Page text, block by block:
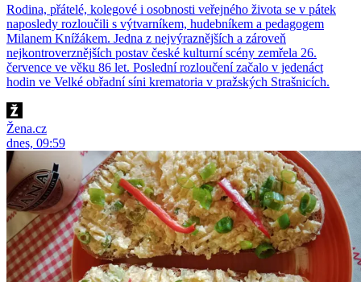
Rodina, přátelé, kolegové i osobnosti veřejného života se v pátek
naposledy rozloučili s výtvarníkem, hudebníkem a pedagogem
Milanem Knížákem. Jedna z nejvýraznějších a zároveň
nejkontroverznějších postav české kulturní scény zemřela 26.
července ve věku 86 let. Poslední rozloučení začalo v jedenáct
hodin ve Velké obřadní síni krematoria v pražských Strašnicích.
Žena.cz
dnes, 09:59